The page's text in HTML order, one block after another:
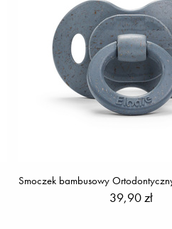
39,90 zł